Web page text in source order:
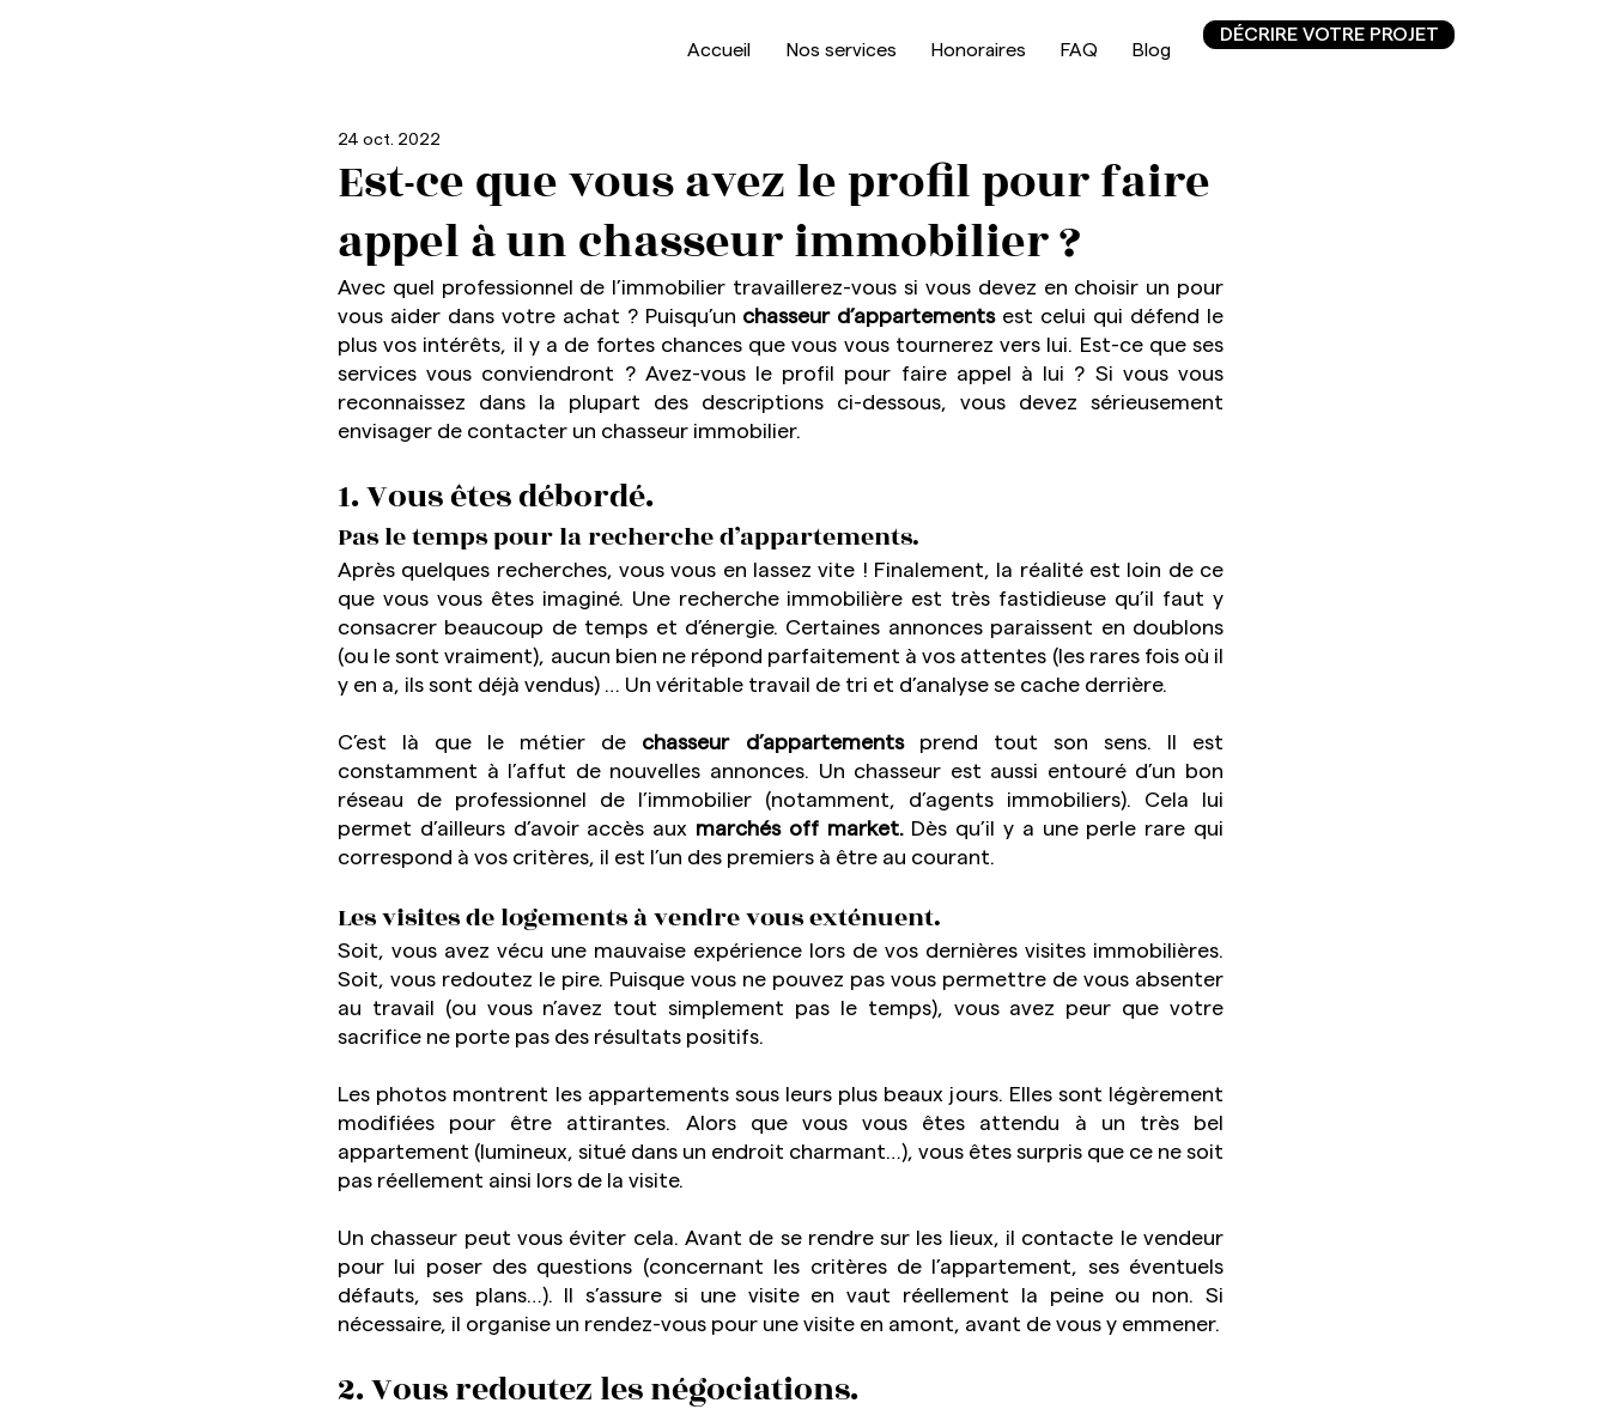
Accueil Nos services Honoraires FAQ Blog
DÉCRIRE VOTRE PROJET
Est-ce que vous avez le profil pour faire
appel à un chasseur immobilier ?
24 oct. 2022
Avec quel professionnel de l’immobilier travaillerez-vous si vous devez en choisir un pour
vous aider dans votre achat ? Puisqu’un chasseur d’appartements est celui qui défend le
plus vos intérêts, il y a de fortes chances que vous vous tournerez vers lui. Est-ce que ses
services vous conviendront ? Avez-vous le profil pour faire appel à lui ? Si vous vous
reconnaissez dans la plupart des descriptions ci-dessous, vous devez sérieusement
envisager de contacter un chasseur immobilier.
1. Vous êtes débordé.
Pas le temps pour la recherche d’appartements.
Après quelques recherches, vous vous en lassez vite ! Finalement, la réalité est loin de ce
que vous vous êtes imaginé. Une recherche immobilière est très fastidieuse qu’il faut y
consacrer beaucoup de temps et d’énergie. Certaines annonces paraissent en doublons
(ou le sont vraiment), aucun bien ne répond parfaitement à vos attentes (les rares fois où il
y en a, ils sont déjà vendus) … Un véritable travail de tri et d’analyse se cache derrière.
C’est là que le métier de chasseur d’appartements prend tout son sens. Il est
constamment à l’affut de nouvelles annonces. Un chasseur est aussi entouré d’un bon
réseau de professionnel de l’immobilier (notamment, d’agents immobiliers). Cela lui
permet d’ailleurs d’avoir accès aux marchés off market. Dès qu’il y a une perle rare qui
correspond à vos critères, il est l’un des premiers à être au courant.
Les visites de logements à vendre vous exténuent.
Soit, vous avez vécu une mauvaise expérience lors de vos dernières visites immobilières.
Soit, vous redoutez le pire. Puisque vous ne pouvez pas vous permettre de vous absenter
au travail (ou vous n’avez tout simplement pas le temps), vous avez peur que votre
sacrifice ne porte pas des résultats positifs.
Les photos montrent les appartements sous leurs plus beaux jours. Elles sont légèrement
modifiées pour être attirantes. Alors que vous vous êtes attendu à un très bel
appartement (lumineux, situé dans un endroit charmant…), vous êtes surpris que ce ne soit
pas réellement ainsi lors de la visite.
Un chasseur peut vous éviter cela. Avant de se rendre sur les lieux, il contacte le vendeur
pour lui poser des questions (concernant les critères de l’appartement, ses éventuels
défauts, ses plans…). Il s’assure si une visite en vaut réellement la peine ou non. Si
2. Vous redoutez les négociations.